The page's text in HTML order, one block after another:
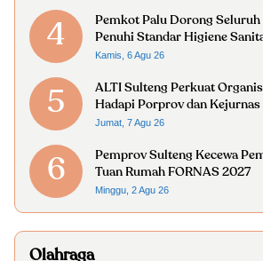
4
Pemkot Palu Dorong
Penuhi Standar Higiene
Kamis, 6 Agu 26
5
ALTI Sulteng Perkuat
Hadapi Porprov dan Kejurnas
Jumat, 7 Agu 26
6
Pemprov Sulteng Kecewa
Tuan Rumah FORNAS 2027
Minggu, 2 Agu 26
Olahraga